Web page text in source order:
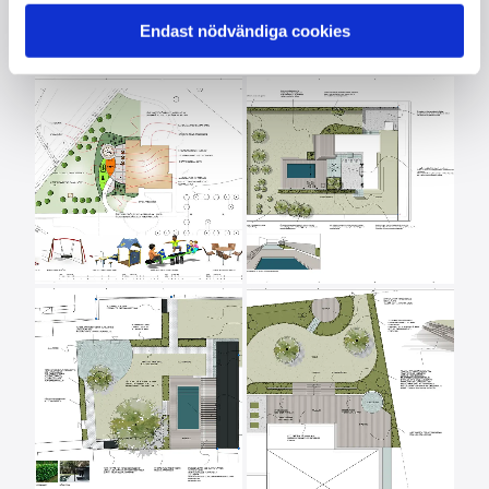
Endast nödvändiga cookies
Kontakta oss